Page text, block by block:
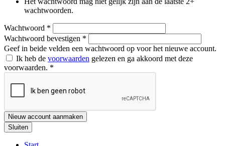
wachtwoorden.
Wachtwoord *
Wachtwoord bevestigen *
Geef in beide velden een wachtwoord op voor het nieuwe account.
Ik heb de voorwaarden gelezen en ga akkoord met deze
voorwaarden. *
Nieuw account aanmaken
Sluiten